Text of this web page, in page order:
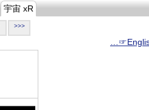
宇宙 xR
>>>